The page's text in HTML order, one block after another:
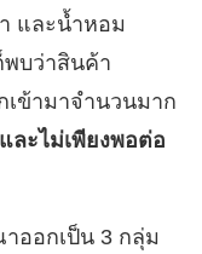
และน้ำหอม
บว่าสินค้า
เข้ามาจำนวนมาก
ละไม่เพียงพอต่อ
ออกเป็น 3 กลุ่ม